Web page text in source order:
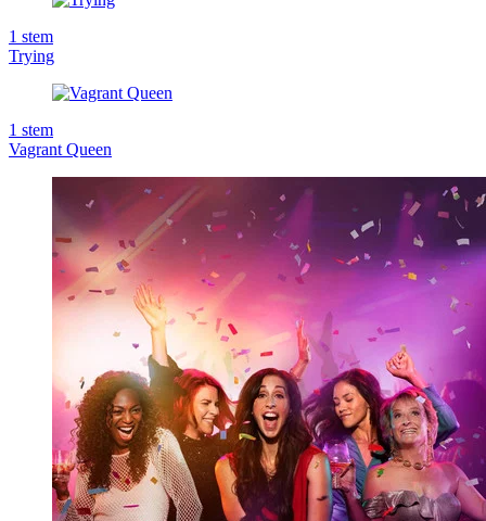
1 stem
Trying
1 stem
Vagrant Queen